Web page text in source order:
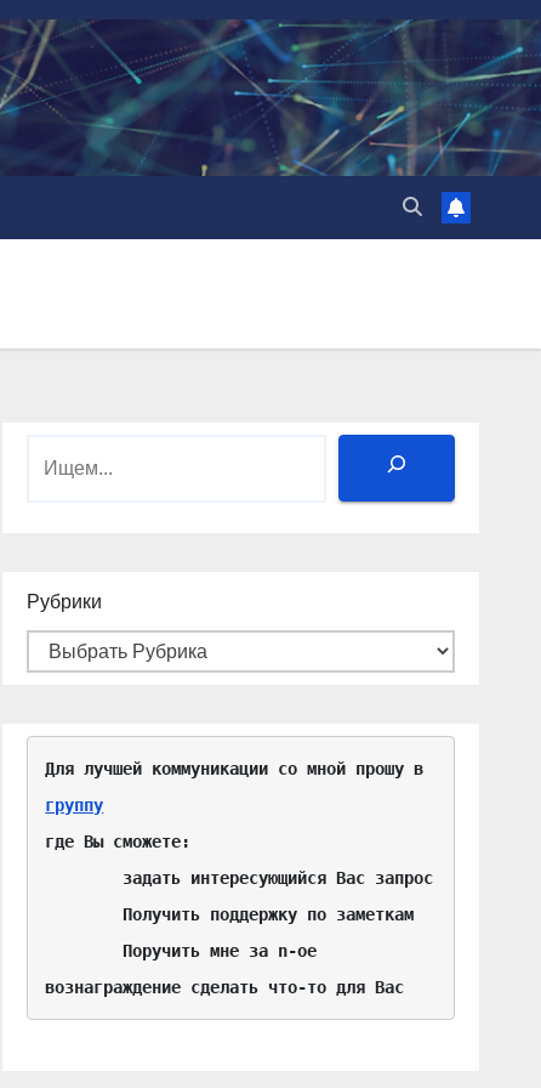
Поиск
Рубрики
группу
где Вы сможете:
вознаграждение сделать что-то для Вас